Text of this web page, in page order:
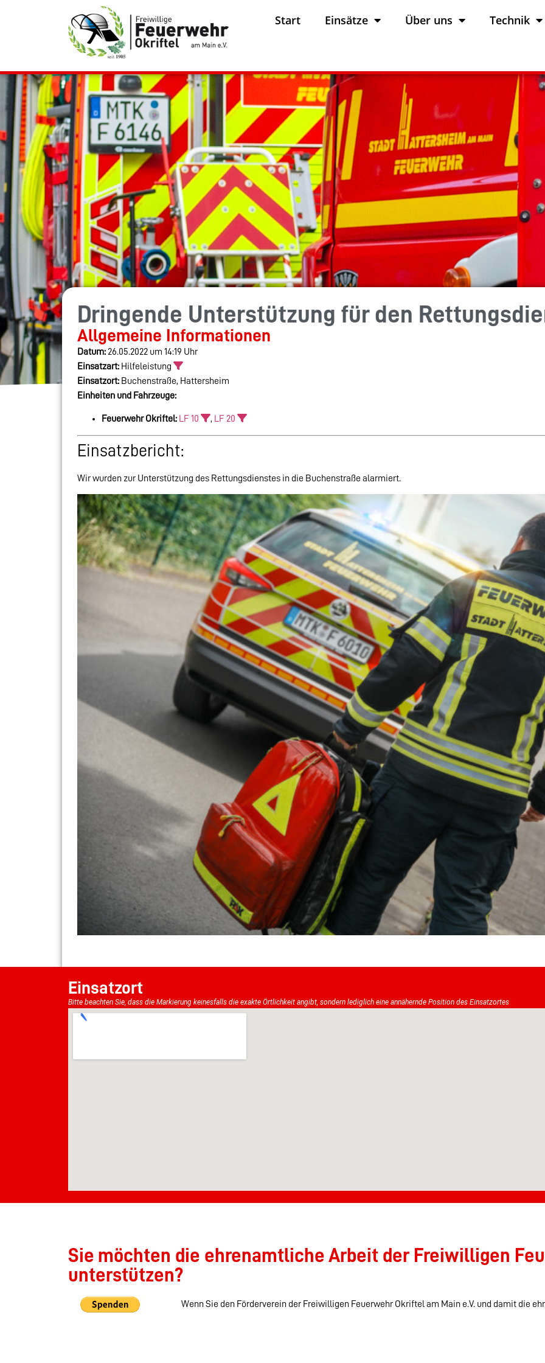
Start Einsätze Über uns Technik
Dringende Unterstützung für den
Allgemeine Informationen
Datum: 26.05.2022 um 14:19 Uhr
Einsatzart: Hilfeleistung
Einsatzort: Buchenstraße, Hattersheim
Einheiten und Fahrzeuge:
Feuerwehr Okriftel: LF 10 , LF 20
Einsatzbericht:
Wir wurden zur Unterstützung des Rettungsdienstes in die Buchenstraße alarmiert.
Einsatzort
Bitte beachten Sie, dass die Markierung keinesfalls die exakte Örtlichkeit angibt, sondern lediglich eine annähernde Position des Einsatzortes
Sie möchten die ehrenamtliche Arbeit der Freiwilligen
unterstützen?
Wenn Sie den Förderverein der Freiwilligen Feuerwehr Okriftel am Main e.V. und damit die